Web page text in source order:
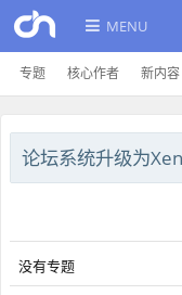
MENU
专题 核心作者 新内容
论坛系统升级为
没有专题